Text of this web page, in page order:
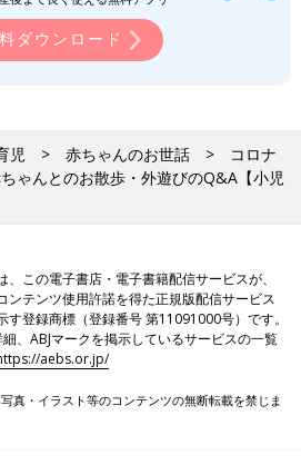
ダウンロード
児 赤ちゃんのお世話
コロナ
ゃんとのお散歩・外遊びのQ&A【小児
、この電子書店・電子書籍配信サービスが、
ンテンツ使用許諾を得た正規版配信サービス
す登録商標（登録番号 第11091000号）です。
細、ABJマークを掲示しているサービスの一覧
aebs.or.jp/
真・イラスト等のコンテンツの無断転載を禁じま